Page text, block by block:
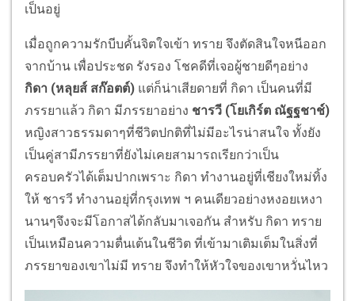
เป็นอยู่
เมื่อถูกความรักบีบคั้นจิตใจเข้า ทราย จึงตัดสินใจหนีออก
จากบ้าน เพื่อประชด รังรอง โชคดีที่เจอผู้ชายดีๆอย่าง
กิดา (หลุยส์ สก๊อตต์) แต่ก็น่าเสียดายที่ กิดา เป็นคนที่มี
ภรรยาแล้ว กิดา มีภรรยาอย่าง ชารวี (โยเกิร์ต ณัฐฐชาช์)
หญิงสาวธรรมดาๆที่ชีวิตปกติที่ไม่มีอะไรน่าสนใจ ทั้งยัง
เป็นคู่สามีภรรยาที่ยังไม่เคยสามารถเรียกว่าเป็น
ครอบครัวได้เต็มปากเพราะ กิดา ทำงานอยู่ที่เชียงใหม่ทิ้ง
ให้ ชารวี ทำงานอยุ่ที่กรุงเทพ ฯ คนเดียวอย่างหงอยเหงา
นานๆจึงจะมีโอกาสได้กลับมาเจอกัน สำหรับ กิดา ทราย
เป็นเหมือนความตื่นเต้นในชีวิต ที่เข้ามาเติมเต็มในสิ่งที่
ภรรยาของเขาไม่มี ทราย จึงทำให้หัวใจของเขาหวั่นไหว